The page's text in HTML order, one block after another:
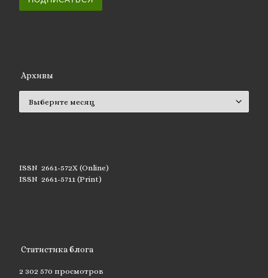
Архивы
ISSN 2661-572X (Online)
ISSN 2661-5711 (Print)
Статистика блога
2 302 570 просмотров